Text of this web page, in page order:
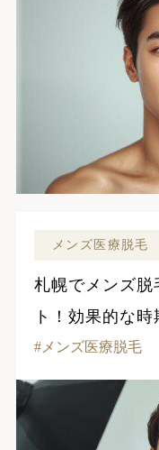
メンズ医療脱毛
札幌でメンズ脱
ト！効果的な
メンズ医療脱毛